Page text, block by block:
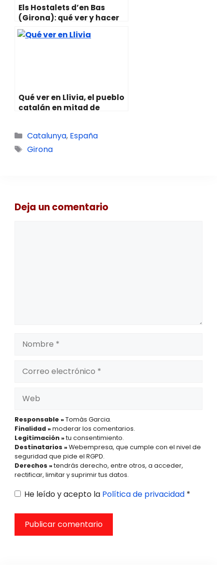
Els Hostalets d’en Bas
(Girona): qué ver y hacer
Qué ver en Llivia, el pueblo
catalán en mitad de
Categorías
Catalunya, España
Etiquetas
Girona
Deja un comentario
electrónico
Responsable »Tomàs Garcia.
Finalidad »moderar los comentarios.
Legitimación »tu consentimiento.
Destinatarios »Webempresa, que cumple con el nivel de
seguridad que pide el RGPD.
Derechos »tendrás derecho, entre otros, a acceder,
rectificar, limitar y suprimir tus datos.
He leído y acepto la Política de privacidad *